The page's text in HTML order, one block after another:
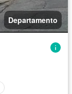
Departamento